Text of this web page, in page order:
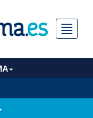
Menú